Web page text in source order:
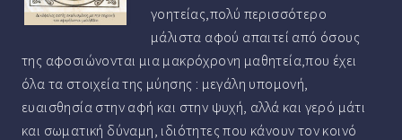
γοητείας,πολύ περισσότερο
μάλιστα αφού απαιτεί από όσους
της αφοσιώνονται μια μακρόχρονη μαθητεία,που έχει
όλα τα στοιχεία της μύησης : μεγάλη υπομονή,
ευαισθησία στην αφή και στην ψυχή, αλλά και γερό μάτι
και σωματική δύναμη, ιδιότητες που κάνουν τον κοινό